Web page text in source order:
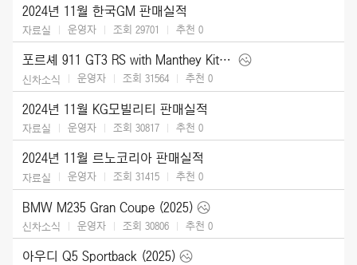
2024년 11월 한국GM 판매실적
자료실 운영자 조회 29701 추천 0
포르셰 911 GT3 RS with Manthey Kit (2025)
신차소식 운영자 조회 31564 추천 0
2024년 11월 KG모빌리티 판매실적
자료실 운영자 조회 30817 추천 0
2024년 11월 르노코리아 판매실적
자료실 운영자 조회 31415 추천 0
BMW M235 Gran Coupe (2025)
신차소식 운영자 조회 30806 추천 0
아우디 Q5 Sportback (2025)